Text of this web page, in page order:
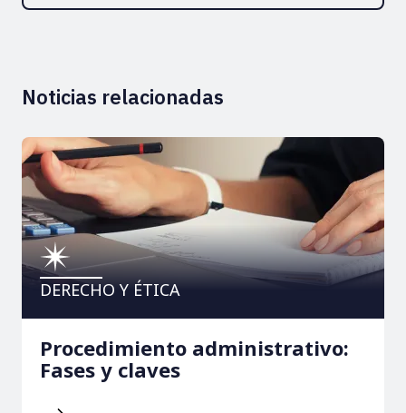
Noticias relacionadas
DERECHO Y ÉTICA
Procedimiento administrativo:
Fases y claves